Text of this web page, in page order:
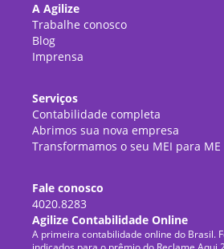
A Agilize
Trabalhe conosco
Blog
Imprensa
Serviços
Contabilidade completa
Abrimos sua nova empresa
Transformamos o seu MEI para ME
Fale conosco
4020.8283
Agilize Contabilidade Online
A primeira contabilidade online do Brasil.